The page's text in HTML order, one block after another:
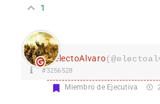
1
electoAlvaro
#3256528
Miembro de Ejecutiva